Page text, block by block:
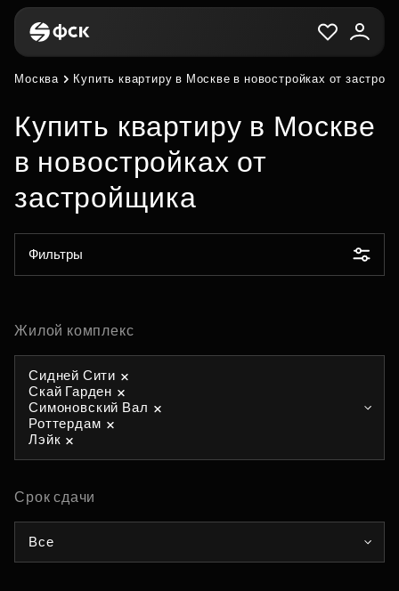
Москва Купить квартиру в Москве в новостройках от
Купить квартиру в Москве
в новостройках от
застройщика
Фильтры
Жилой комплекс
Сидней Сити
Скай Гарден
Симоновский Вал
Роттердам
Лэйк
Срок сдачи
Все